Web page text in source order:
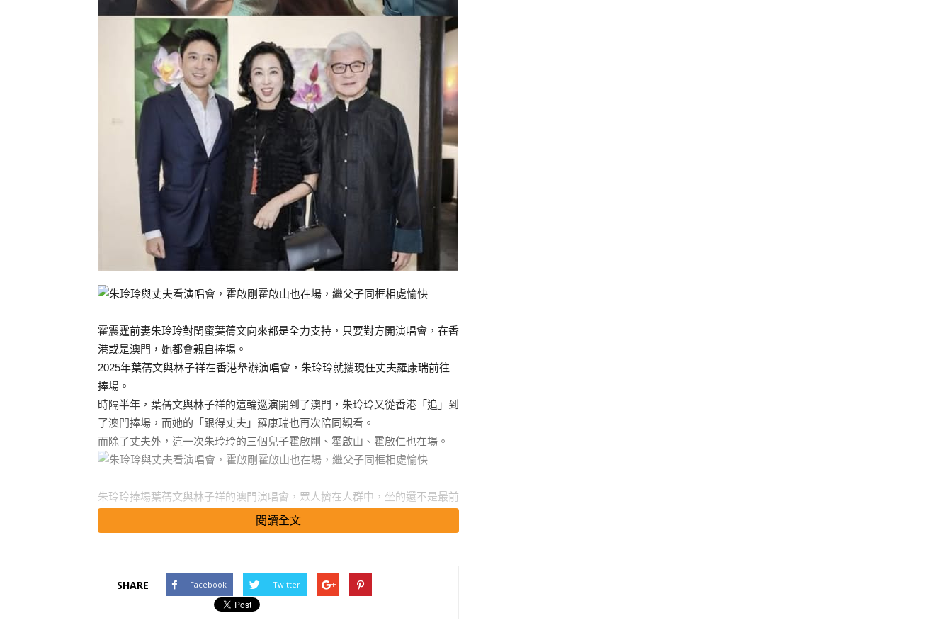
霍震霆前妻朱玲玲對閨蜜葉蒨文向來都是全力支持，只要對方開演唱會，在香
港或是澳門，她都會親自捧場。
2025年葉蒨文與林子祥在香港舉辦演唱會，朱玲玲就攜現任丈夫羅康瑞前往
捧場。
時隔半年，葉蒨文與林子祥的這輪巡演開到了澳門，朱玲玲又從香港「追」到
了澳門捧場，而她的「跟得丈夫」羅康瑞也再次陪同觀看。
而除了丈夫外，這一次朱玲玲的三個兒子霍啟剛、霍啟山、霍啟仁也在場。
朱玲玲捧場葉蒨文與林子祥的澳門演唱會，眾人擠在人群中，坐的還不是最前
排的位置，當然他們是以特邀嘉賓的方式入場的，所以周圍大多都是貴賓，朱
玲玲在開場之前還不忘與前排的友人寒暄了一番。
衫，還披了一件淡綠色開衫，與此同時還佩戴了一個綠色的口罩。
閱讀全文
SHARE Facebook Twitter